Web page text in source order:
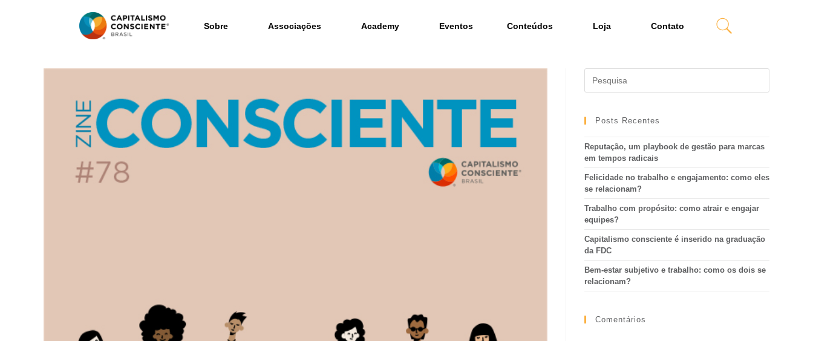
Sobre Associações Academy Eventos Conteúdos Loja Contato
Posts Recentes
Reputação, um playbook de gestão para marcas
em tempos radicais
Felicidade no trabalho e engajamento: como eles
se relacionam?
Trabalho com propósito: como atrair e engajar
equipes?
Capitalismo consciente é inserido na graduação
da FDC
Bem-estar subjetivo e trabalho: como os dois se
relacionam?
Comentários